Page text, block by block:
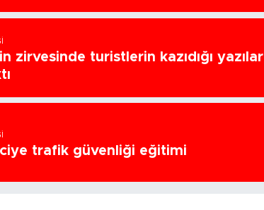
zirvesinde turistlerin kazıdığı yazılar
trafik güvenliği eğitimi